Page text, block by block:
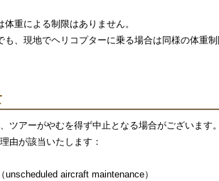
重による制限はありません。
も、現地でヘリコプターに乗る場合は同様の体重制
ツアーがやむを得ず中止となる場合がございます。
由が該当いたします：
aircraft maintenance）